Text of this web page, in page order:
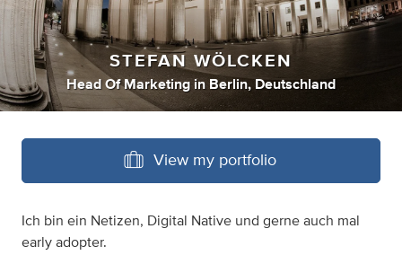
STEFAN WÖLCKEN
Head Of Marketing in Berlin, Deutschland
View my portfolio
Ich bin ein Netizen, Digital Native und gerne auch mal
early adopter.